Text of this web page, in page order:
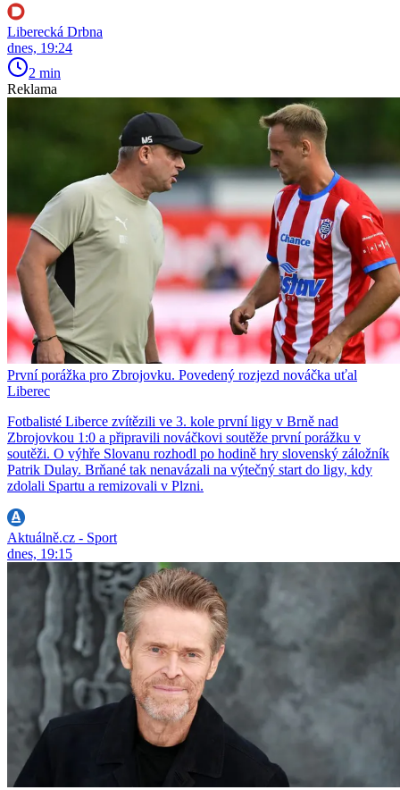
Liberecká Drbna
dnes, 19:24
2 min
Reklama
První porážka pro Zbrojovku. Povedený rozjezd nováčka uťal
Liberec
Fotbalisté Liberce zvítězili ve 3. kole první ligy v Brně nad
Zbrojovkou 1:0 a připravili nováčkovi soutěže první porážku v
soutěži. O výhře Slovanu rozhodl po hodině hry slovenský záložník
Patrik Dulay. Brňané tak nenavázali na výtečný start do ligy, kdy
zdolali Spartu a remizovali v Plzni.
Aktuálně.cz - Sport
dnes, 19:15